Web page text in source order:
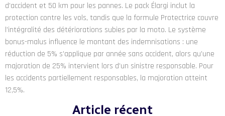
Article récent
d’accident et 50 km pour les pannes. Le pack Élargi inclut la
protection contre les vols, tandis que la formule Protectrice couvre
l’intégralité des détériorations subies par la moto. Le système
bonus-malus influence le montant des indemnisations : une
réduction de 5% s’applique par année sans accident, alors qu’une
majoration de 25% intervient lors d’un sinistre responsable. Pour
les accidents partiellement responsables, la majoration atteint
12,5%.